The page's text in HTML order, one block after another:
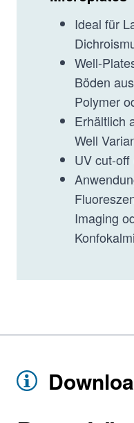
Ideal für
Well-
Böden
Polymer
Erhältlich
Well
UV cut-
Imaging